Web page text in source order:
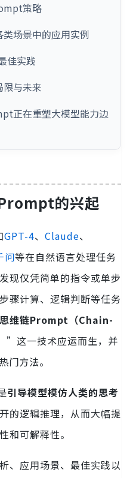
策略
场景中的应用实例
佳实践
与未来
正在重塑大模型能力边
的兴起
GPT-4、 Claude、
问等在自然语言处理任务
现仅凭简单的指令或单步
骤计算、逻辑判断等任务
思维链Prompt（Chain-
”这一技术应运而生，并
门方法。
引导模型模仿人类的思考
的逻辑推理，从而大幅提
和可解释性。
、应用场景、最佳实践以